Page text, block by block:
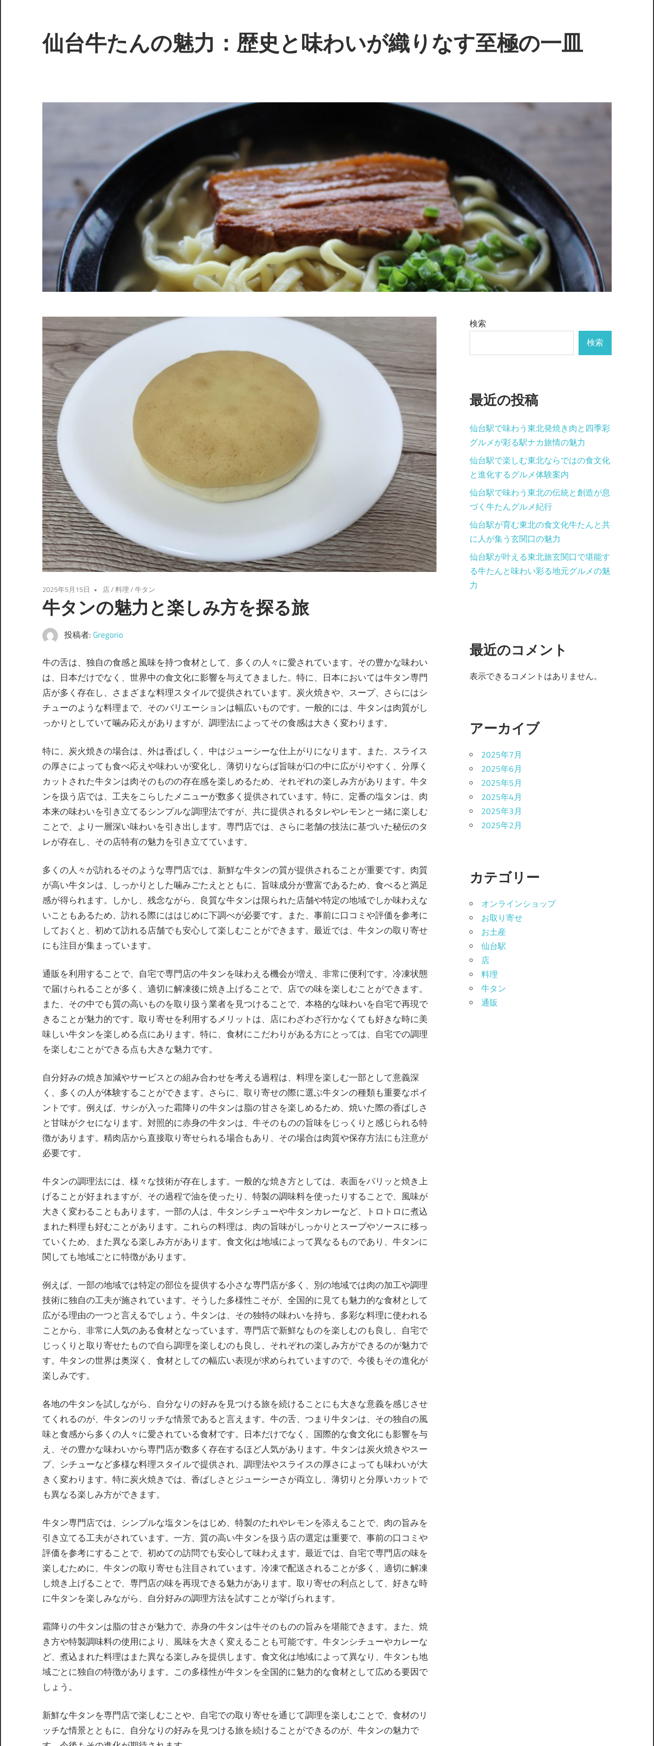
テ
ン
キ
仙台牛たんの魅力：歴史と味わいが織りなす至極の一皿
あ
に。
台
の
魅
力
を
堪
能
し
よ
う！
2025年5月15日 店/料理/牛タン
牛タンの魅力と楽しみ方を探る旅
投稿者: Gregorio
牛の舌は、独自の食感と風味を持つ食材として、多くの人々に愛されています。 その豊かな味わい
は、日本だけでなく、世界中の食文化に影響を与えてきました。特に、日本においては牛タン専門
店が多く存在し、さまざまな料理スタイルで提供されています。炭火焼きや、スープ、さらにはシ
チューのような料理まで、そのバリエーションは幅広いものです。一般的には、牛タンは肉質がし
っかりとしていて噛み応えがありますが、調理法によってその食感は大きく変わります。
特に、炭火焼きの場合は、外は香ばしく、中はジューシーな仕上がりになります。また、スライス
の厚さによっても食べ応えや味わいが変化し、薄切りならば旨味が口の中に広がりやすく、分厚く
カットされた牛タンは肉そのものの存在感を楽しめるため、それぞれの楽しみ方があります。牛タ
ンを扱う店では、工夫をこらしたメニューが数多く提供されています。特に、定番の塩タンは、肉
本来の味わいを引き立てるシンプルな調理法ですが、共に提供されるタレやレモンと一緒に楽しむ
ことで、より一層深い味わいを引き出します。専門店では、さらに老舗の技法に基づいた秘伝のタ
レが存在し、その店特有の魅力を引き立てています。
多くの人々が訪れるそのような専門店では、新鮮な牛タンの質が提供されることが重要です。肉質
が高い牛タンは、しっかりとした噛みごたえとともに、旨味成分が豊富であるため、食べると満足
感が得られます。しかし、残念ながら、良質な牛タンは限られた店舗や特定の地域でしか味わえな
いこともあるため、訪れる際にははじめに下調べが必要です。また、事前に口コミや評価を参考に
しておくと、初めて訪れる店舗でも安心して楽しむことができます。最近では、牛タンの取り寄せ
にも注目が集まっています。
通販を利用することで、自宅で専門店の牛タンを味わえる機会が増え、非常に便利です。冷凍状態
で届けられることが多く、適切に解凍後に焼き上げることで、店での味を楽しむことができます。
また、その中でも質の高いものを取り扱う業者を見つけることで、本格的な味わいを自宅で再現で
きることが魅力的です。取り寄せを利用するメリットは、店にわざわざ行かなくても好きな時に美
味しい牛タンを楽しめる点にあります。特に、食材にこだわりがある方にとっては、自宅での調理
を楽しむことができる点も大きな魅力です。
自分好みの焼き加減やサービスとの組み合わせを考える過程は、料理を楽しむ一部として意義深
く、多くの人が体験することができます。さらに、取り寄せの際に選ぶ牛タンの種類も重要なポイ
ントです。例えば、サシが入った霜降りの牛タンは脂の甘さを楽しめるため、焼いた際の香ばしさ
と甘味がクセになります。対照的に赤身の牛タンは、牛そのものの旨味をじっくりと感じられる特
徴があります。精肉店から直接取り寄せられる場合もあり、その場合は肉質や保存方法にも注意が
必要です。
牛タンの調理法には、様々な技術が存在します。一般的な焼き方としては、表面をパリッと焼き上
げることが好まれますが、その過程で油を使ったり、特製の調味料を使ったりすることで、風味が
大きく変わることもあります。一部の人は、牛タンシチューや牛タンカレーなど、トロトロに煮込
まれた料理も好むことがあります。これらの料理は、肉の旨味がしっかりとスープやソースに移っ
ていくため、また異なる楽しみ方があります。食文化は地域によって異なるものであり、牛タンに
関しても地域ごとに特徴があります。
例えば、一部の地域では特定の部位を提供する小さな専門店が多く、別の地域では肉の加工や調理
技術に独自の工夫が施されています。そうした多様性こそが、全国的に見ても魅力的な食材として
広がる理由の一つと言えるでしょう。牛タンは、その独特の味わいを持ち、多彩な料理に使われる
ことから、非常に人気のある食材となっています。専門店で新鮮なものを楽しむのも良し、自宅で
じっくりと取り寄せたもので自ら調理を楽しむのも良し、それぞれの楽しみ方ができるのが魅力で
す。牛タンの世界は奥深く、食材としての幅広い表現が求められていますので、今後もその進化が
楽しみです。
各地の牛タンを試しながら、自分なりの好みを見つける旅を続けることにも大きな意義を感じさせ
てくれるのが、牛タンのリッチな情景であると言えます。牛の舌、つまり牛タンは、その独自の風
味と食感から多くの人々に愛されている食材です。日本だけでなく、国際的な食文化にも影響を与
え、その豊かな味わいから専門店が数多く存在するほど人気があります。牛タンは炭火焼きやスー
プ、シチューなど多様な料理スタイルで提供され、調理法やスライスの厚さによっても味わいが大
きく変わります。特に炭火焼きでは、香ばしさとジューシーさが両立し、薄切りと分厚いカットで
も異なる楽しみ方ができます。
牛タン専門店では、シンプルな塩タンをはじめ、特製のたれやレモンを添えることで、肉の旨みを
引き立てる工夫がされています。一方、質の高い牛タンを扱う店の選定は重要で、事前の口コミや
評価を参考にすることで、初めての訪問でも安心して味わえます。最近では、自宅で専門店の味を
楽しむために、牛タンの取り寄せも注目されています。冷凍で配送されることが多く、適切に解凍
し焼き上げることで、専門店の味を再現できる魅力があります。取り寄せの利点として、好きな時
に牛タンを楽しみながら、自分好みの調理方法を試すことが挙げられます。
霜降りの牛タンは脂の甘さが魅力で、赤身の牛タンは牛そのものの旨みを堪能できます。また、焼
き方や特製調味料の使用により、風味を大きく変えることも可能です。牛タンシチューやカレーな
ど、煮込まれた料理はまた異なる楽しみを提供します。食文化は地域によって異なり、牛タンも地
域ごとに独自の特徴があります。この多様性が牛タンを全国的に魅力的な食材として広める要因で
しょう。
新鮮な牛タンを専門店で楽しむことや、自宅での取り寄せを通じて調理を楽しむことで、食材のリ
ッチな情景とともに、自分なりの好みを見つける旅を続けることができるのが、牛タンの魅力で
検索
検索
最近の投稿
仙台駅で味わう東北発焼き肉と四季彩
グルメが彩る駅ナカ旅情の魅力
仙台駅で楽しむ東北ならではの食文化
と進化するグルメ体験案内
仙台駅で味わう東北の伝統と創造が息
づく牛たんグルメ紀行
仙台駅が育む東北の食文化牛たんと共
に人が集う玄関口の魅力
仙台駅が叶える東北旅玄関口で堪能す
る牛たんと味わい彩る地元グルメの魅
力
最近のコメント
表示できるコメントはありません。
アーカイブ
2025年7月
2025年6月
2025年5月
2025年4月
2025年3月
2025年2月
カテゴリー
オンラインショップ
お取り寄せ
お土産
仙台駅
店
料理
牛タン
通販